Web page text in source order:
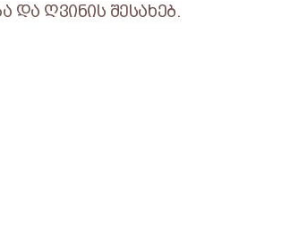
ღვინის შესახებ.